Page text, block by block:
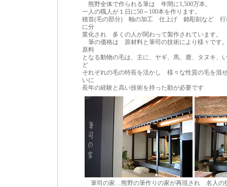
熊野全体で作られる筆は 年間に1,500万本。
一人の職人が１日に50～100本を作ります。
穂首(毛の部分) 軸の加工 仕上げ 銘彫刻など 行
に分
業化され 多くの人が関わって製作されています。
筆の価格は 原材料と筆司の技術により様々です
原料
となる動物の毛は、主に、ヤギ、馬、鹿、タヌキ、
ど
それぞれの毛の特長を活かし 様々な性質の毛を混
いに
長年の経験と高い技術を持った勘が必要です
筆司の家…熊野の筆作りの家が再現され 名人の